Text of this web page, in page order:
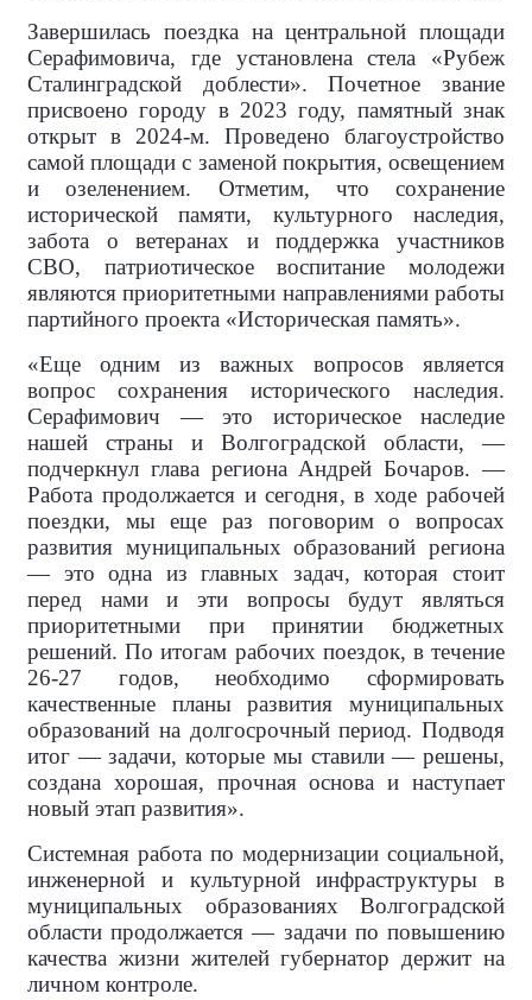
Завершилась поездка на центральной площади
Серафимовича, где установлена стела «Рубеж
Сталинградской доблести». Почетное звание
присвоено городу в 2023 году, памятный знак
открыт в 2024-м. Проведено благоустройство
самой площади с заменой покрытия, освещением
и озеленением. Отметим, что сохранение
исторической памяти, культурного наследия,
забота о ветеранах и поддержка участников
СВО, патриотическое воспитание молодежи
являются приоритетными направлениями работы
партийного проекта «Историческая память».
«Еще одним из важных вопросов является
вопрос сохранения исторического наследия.
Серафимович — это историческое наследие
нашей страны и Волгоградской области, —
подчеркнул глава региона Андрей Бочаров. —
Работа продолжается и сегодня, в ходе рабочей
поездки, мы еще раз поговорим о вопросах
развития муниципальных образований региона
— это одна из главных задач, которая стоит
перед нами и эти вопросы будут являться
приоритетными при принятии бюджетных
решений. По итогам рабочих поездок, в течение
26-27 годов, необходимо сформировать
качественные планы развития муниципальных
образований на долгосрочный период. Подводя
итог — задачи, которые мы ставили — решены,
создана хорошая, прочная основа и наступает
новый этап развития».
Системная работа по модернизации социальной,
инженерной и культурной инфраструктуры в
муниципальных образованиях Волгоградской
области продолжается — задачи по повышению
качества жизни жителей губернатор держит на
личном контроле.